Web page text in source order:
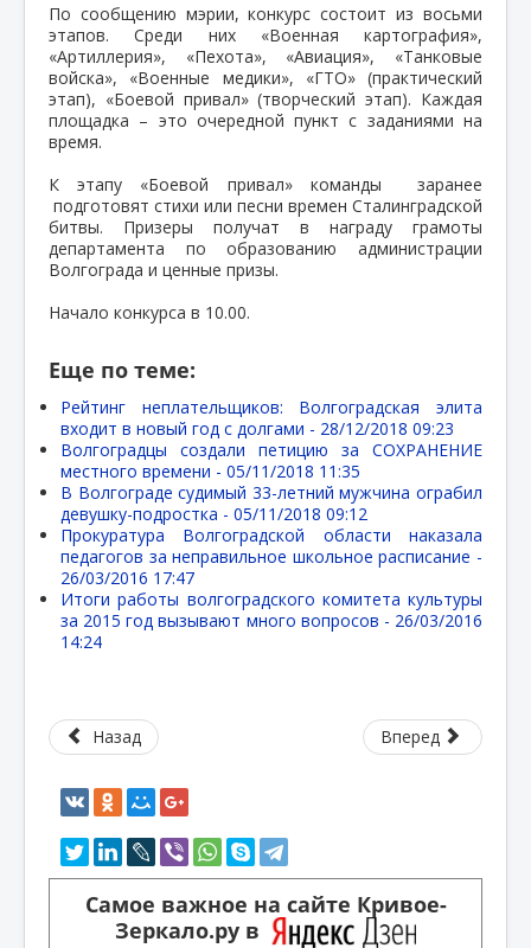
По сообщению мэрии, конкурс состоит из восьми
этапов. Среди них «Военная картография»,
«Артиллерия», «Пехота», «Авиация», «Танковые
войска», «Военные медики», «ГТО» (практический
этап), «Боевой привал» (творческий этап). Каждая
площадка – это очередной пункт с заданиями на
время.
К этапу «Боевой привал» команды заранее
подготовят стихи или песни времен Сталинградской
битвы. Призеры получат в награду грамоты
департамента по образованию администрации
Волгограда и ценные призы.
Начало конкурса в 10.00.
Еще по теме:
Рейтинг неплательщиков: Волгоградская элита
входит в новый год с долгами - 28/12/2018 09:23
Волгоградцы создали петицию за СОХРАНЕНИЕ
местного времени - 05/11/2018 11:35
В Волгограде судимый 33-летний мужчина ограбил
девушку-подростка - 05/11/2018 09:12
Прокуратура Волгоградской области наказала
педагогов за неправильное школьное расписание -
26/03/2016 17:47
Итоги работы волгоградского комитета культуры
за 2015 год вызывают много вопросов - 26/03/2016
14:24
Назад Вперед
Самое важное на сайте Кривое-
Зеркало.ру в